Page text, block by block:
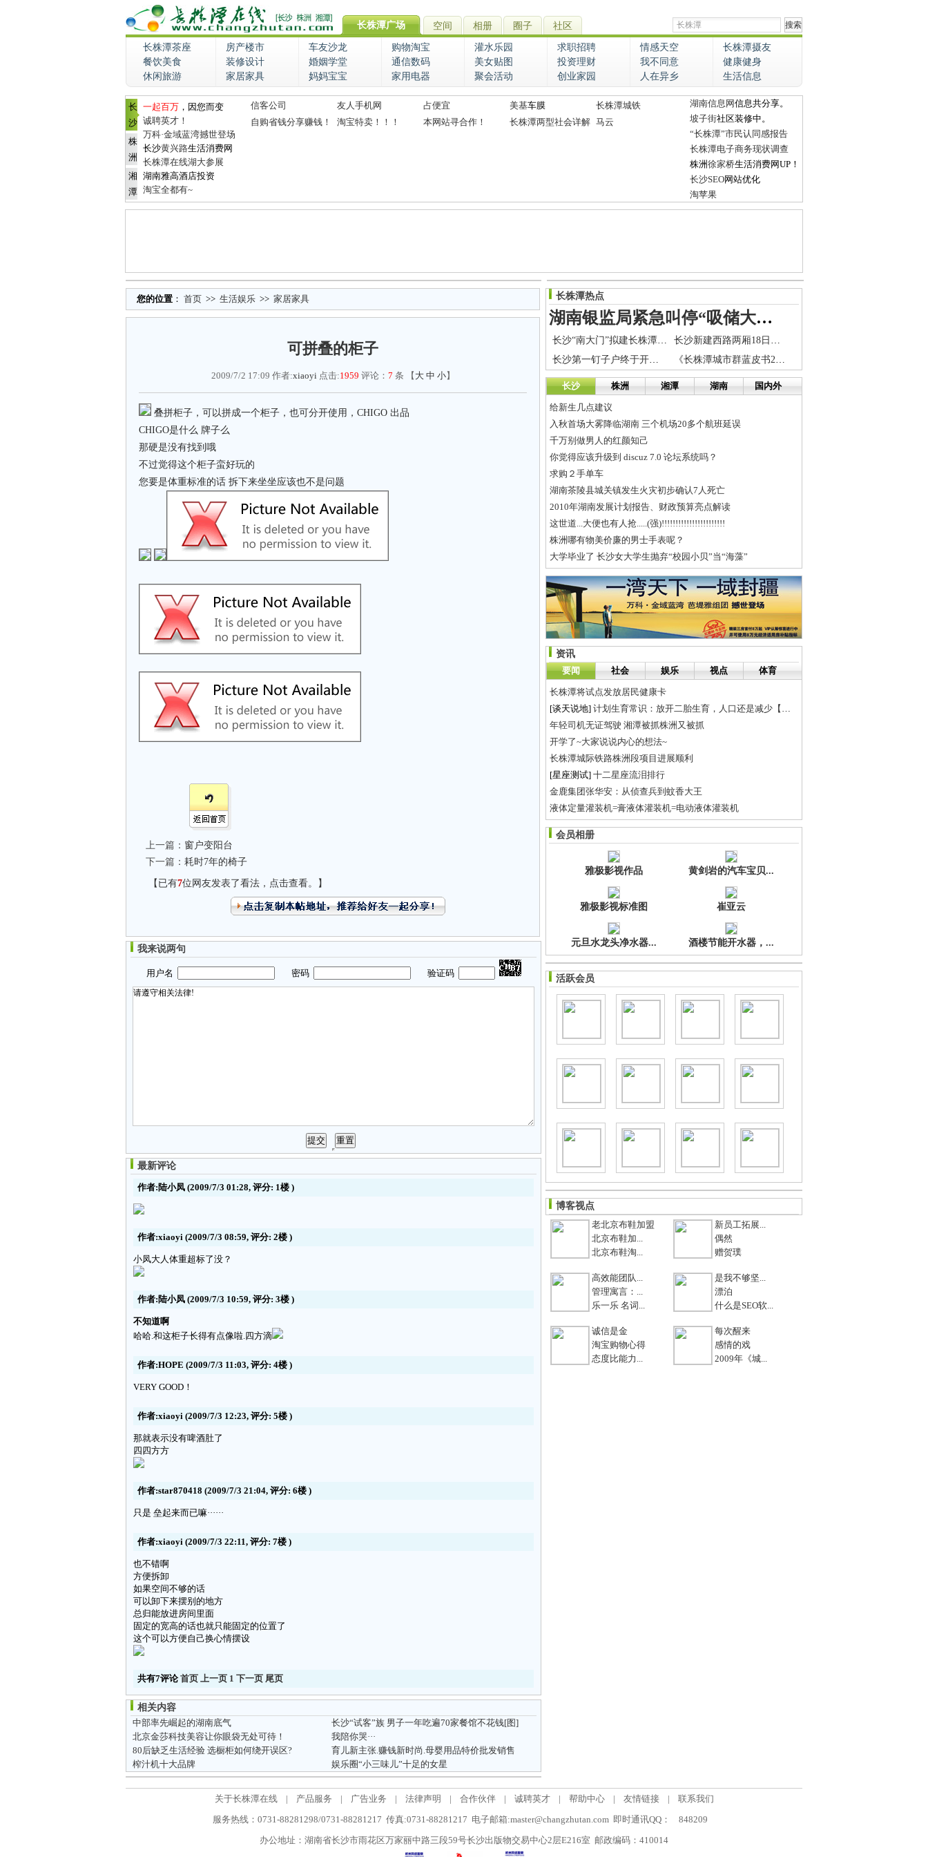
长株潭广场 空间 相册 圈子 社区
长株潭茶座 房产楼市 车友沙龙 购物淘宝 灌水乐园 求职招聘 情感天空
长株潭摄友
餐饮美食
装修设计 婚姻学堂 通信数码 美女贴图 投资理财 我不同意
健康健身
休闲旅游
家居家具 妈妈宝宝 家用电器 聚会活动 创业家园 人在异乡 生活信息
长
沙
株
洲
湘
潭
一起百万 ，因您而变
诚聘英才！
万科·金域蓝湾撼世登场
长沙黄兴路生活消费网
长株潭在线湖大参展
湖南雅高酒店投资
淘宝全都有~
信客公司 友人手机网 占便宜 美基车膜
长株潭城铁
自购省钱分享赚钱！
淘宝特卖！！！ 本网站寻合作！ 长株潭两型社会详解 马云
湖南信息网信息共分享。
坡子街社区装修中。
“长株潭”市民认同感报告
长株潭电子商务现状调查
株洲徐家桥生活消费网UP！
长沙SEO网站优化
淘苹果
您的位置 ： 首页 >> 生活娱乐 >> 家居家具
可拼叠的柜子
2009/7/2 17:09 作者:xiaoyi点击:1959 评论： 7 条 【 大 中 小】
叠拼柜子，可以拼成一个柜子，也可分开使用，CHIGO 出品
CHIGO是什么 牌子么
那硬是没有找到哦
不过觉得这个柜子蛮好玩的
您要是体重标准的话 拆下来坐坐应该也不是问题
上一篇： 窗户变阳台
下一篇： 耗时7年的椅子
【已有7位网友发表了看法，点击查看。】
我来说两句
用户名 密码 验证码
最新评论
作者:陆小凤 (2009/7/3 01:28, 评分: 1楼 )
作者:xiaoyi (2009/7/3 08:59, 评分: 2楼 )
小凤大人体重超标了没？
作者:陆小凤 (2009/7/3 10:59, 评分: 3楼 )
不知道啊
哈哈.和这柜子长得有点像啦.四方滴
作者:HOPE (2009/7/3 11:03, 评分: 4楼 )
VERY GOOD！
作者:xiaoyi (2009/7/3 12:23, 评分: 5楼 )
那就表示没有啤酒肚了
四四方方
作者:star870418 (2009/7/3 21:04, 评分: 6楼 )
只是 垒起来而已嘛······
作者:xiaoyi (2009/7/3 22:11, 评分: 7楼 )
也不错啊
方便拆卸
如果空间不够的话
可以卸下来摆别的地方
总归能放进房间里面
固定的宽高的话也就只能固定的位置了
这个可以方便自己换心情摆设
共有7评论首页 上一页 1 下一页 尾页
相关内容
中部率先崛起的湖南底气
长沙“试客”族 男子一年吃遍70家餐馆不花钱[图]
北京金莎科技美容让你眼袋无处可待！
我陪你哭···
80后缺乏生活经验 选橱柜如何绕开误区?
育儿新主张.赚钱新时尚.母婴用品特价批发销售
榨汁机十大品牌
娱乐圈“小三味儿”十足的女星
长株潭热点
湖南银监局紧急叫停“吸储大战”
长沙“南大门”拟建长株潭“智慧商圈”
长沙新建西路两厢18日晚停水 请市民做好储水准备
长沙第一钉子户终于开拆 神秘女主人现身了！
《长株潭城市群蓝皮书2016》发布 四大成就引人瞩目
长沙 株洲 湘潭 湖南 国内外
给新生几点建议
入秋首场大雾降临湖南 三个机场20多个航班延误
千万别做男人的红颜知己
你觉得应该升级到 discuz 7.0 论坛系统吗？
求购２手单车
湖南茶陵县城关镇发生火灾初步确认7人死亡
2010年湖南发展计划报告、财政预算亮点解读
这世道...大便也有人抢.....(强)!!!!!!!!!!!!!!!!!!!!!!!
株洲哪有物美价廉的男士手表呢？
大学毕业了 长沙女大学生抛弃“校园小贝”当“海藻”
资讯
要闻
社会 娱乐 视点 体育
长株潭将试点发放居民健康卡
[谈天说地] 计划生育常识：放开二胎生育，人口还是减少【转】
年轻司机无证驾驶 湘潭被抓株洲又被抓
开学了~大家说说内心的想法~
长株潭城际铁路株洲段项目进展顺利
[星座测试] 十二星座流泪排行
金鹿集团张华安：从侦查兵到蚊香大王
液体定量灌装机=膏液体灌装机=电动液体灌装机
速度围观：华视广告，收益最高的任务威客网！
寻求合作，想自己创业的朋友
会员相册
雅极影视作品 黄剑岩的汽车宝贝...
雅极影视标准图 崔亚云
元旦水龙头净水器... 酒楼节能开水器，...
活跃会员
博客视点
老北京布鞋加盟
北京布鞋加...
北京布鞋淘...
新员工拓展...
偶然
赠贺璞
高效能团队...
管理寓言：...
乐一乐 名词...
是我不够坚...
漂泊
什么是SEO软...
诚信是金
淘宝购物心得
态度比能力...
每次醒来
感情的戏
2009年《城...
关于长株潭在线 | 产品服务 | 广告业务 | 法律声明 | 合作伙伴 | 诚聘英才 | 帮助中心 | 友情链接 |
联系我们
服务热线：0731-88281298/0731-88281217 传真:0731-88281217 电子邮箱:master@changzhutan.com 即时通讯QQ：
848209
办公地址：湖南省长沙市雨花区万家丽中路三段59号长沙出版物交易中心2层E216室 邮政编码：410014